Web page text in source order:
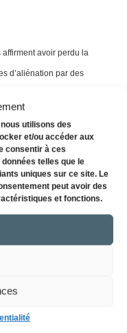
utilisons des
et/ou accéder aux
consentir à ces
telles que le
uniques sur ce site. Le
peut avoir des
et fonctions.
affirment avoir perdu la
d’aliénation par des
parentale :
le système de justice,
de plus en plus